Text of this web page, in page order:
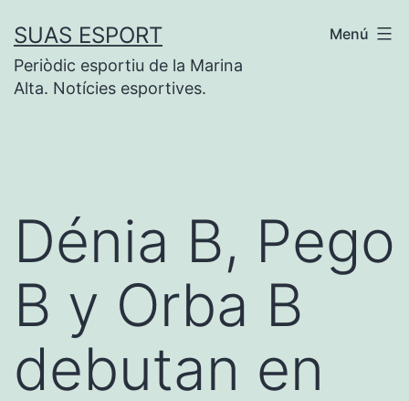
contenido
SUAS ESPORT
Periòdic esportiu de la Marina
Alta. Notícies esportives.
Menú
Dénia B, Pego
B y Orba B
debutan en